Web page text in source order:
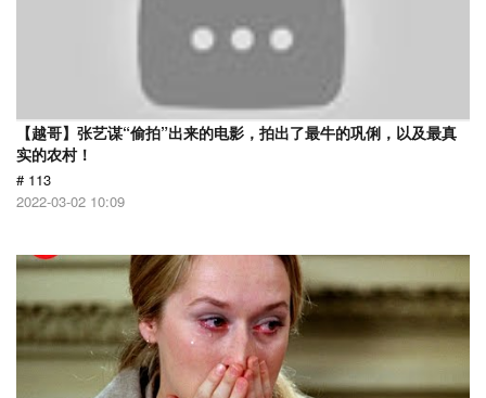
【越哥】张艺谋“偷拍”出来的电影，拍出了最牛的巩俐，以及最真
实的农村！
# 113
2022-03-02 10:09